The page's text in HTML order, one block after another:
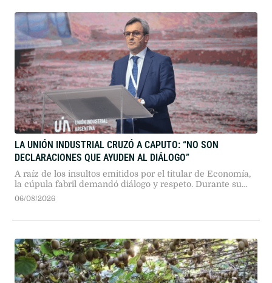
LA UNIÓN INDUSTRIAL CRUZÓ A CAPUTO: “NO SON
DECLARACIONES QUE AYUDEN AL DIÁLOGO”
A raíz de los insultos emitidos por el titular de Economía,
la cúpula fabril demandó diálogo y respeto. Durante su
pronunciamiento, los industriales solicitaron reformas
06/08/2026